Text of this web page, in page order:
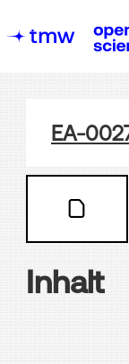
EA-
Inhalt